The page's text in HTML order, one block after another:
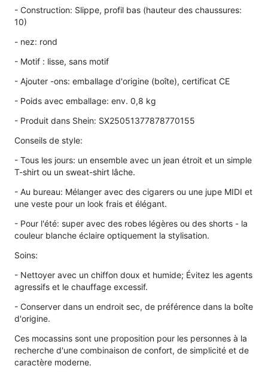
- Construction: Slippe, profil bas (hauteur des chaussures:
10)
- nez: rond
- Motif : lisse, sans motif
- Ajouter -ons: emballage d'origine (boîte), certificat CE
- Poids avec emballage: env. 0,8 kg
- Produit dans Shein: SX25051377878770155
Conseils de style:
- Tous les jours: un ensemble avec un jean étroit et un simple
T-shirt ou un sweat-shirt lâche.
- Au bureau: Mélanger avec des cigarers ou une jupe MIDI et
une veste pour un look frais et élégant.
- Pour l'été: super avec des robes légères ou des shorts - la
couleur blanche éclaire optiquement la stylisation.
Soins:
- Nettoyer avec un chiffon doux et humide; Évitez les agents
agressifs et le chauffage excessif.
- Conserver dans un endroit sec, de préférence dans la boîte
d'origine.
Ces mocassins sont une proposition pour les personnes à la
recherche d'une combinaison de confort, de simplicité et de
caractère moderne.